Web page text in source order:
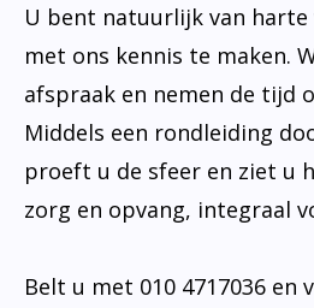
U bent natuurlijk van
met ons kennis te maken.
afspraak en nemen de tijd
Middels een rondleiding
proeft u de sfeer en ziet u
zorg en opvang, integraal
Belt u met 010 4717036 en